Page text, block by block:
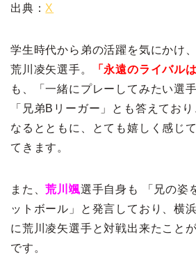
出典： X
学生時代から弟の活躍を気にかけ
荒川凌矢選手。
「永遠のライバルは
も、「一緒にプレーしてみたい選
「兄弟Bリーガー」とも答えてお
なるとともに、とても嬉しく感じ
てきます。
また、荒川颯選手自身も 「兄の姿
ットボール」と発言しており、横
に荒川凌矢選手と対戦出来たこと
です。